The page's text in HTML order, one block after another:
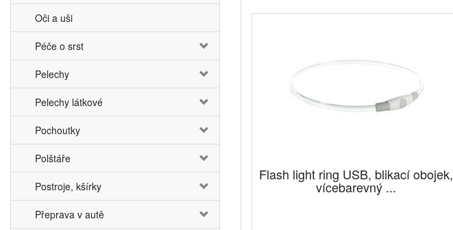
Oči a uši
Péče o srst
Pelechy
Pelechy látkové
Pochoutky
Polštáře
Postroje, kšírky
Přeprava v autě
Flash light ring USB, blikací obojek,
vícebarevný ...